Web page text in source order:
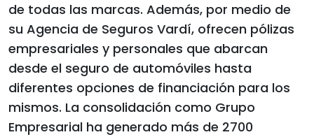
de todas las marcas. Además, por medio de
su Agencia de Seguros Vardí, ofrecen pólizas
empresariales y personales que abarcan
desde el seguro de automóviles hasta
diferentes opciones de financiación para los
mismos. La consolidación como Grupo
Empresarial ha generado más de 2700